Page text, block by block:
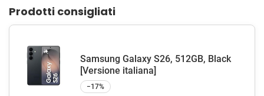
Prodotti consigliati
Samsung Galaxy S26, 512GB, Black
[Versione italiana]
−17%